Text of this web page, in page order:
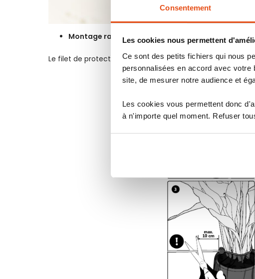
Consentement
Les cookies nous permettent
Ce sont des petits fichiers qui nous
personnalisées en accord avec
site, de mesurer notre audience et
Les cookies vous permettent donc
à n'importe quel moment. Refuser
Montage rapide, facile et utilisation pratique
Le filet de protection peut êtrefacilement fixé en deux